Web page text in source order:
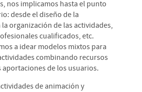
nos implicamos hasta el punto
desde el diseño de la
organización de las actividades,
cualificados, etc.
a idear modelos mixtos para
combinando recursos
aportaciones de los usuarios.
de animación y